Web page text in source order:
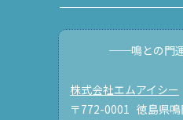
──鳴との門
株式会社エムアイシー
〒772-0001 徳島県